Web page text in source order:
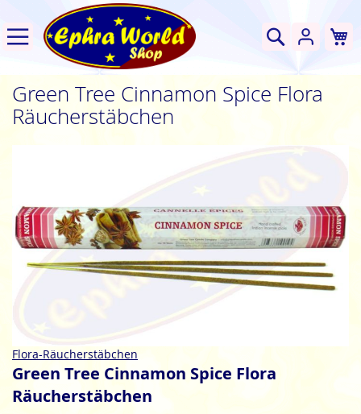
Suche
Green Tree Cinnamon Spice Flora
Räucherstäbchen
springen
Zum
Anfang
Bildgalerie
Flora-Räucherstäbchen
Green Tree Cinnamon Spice Flora
Räucherstäbchen